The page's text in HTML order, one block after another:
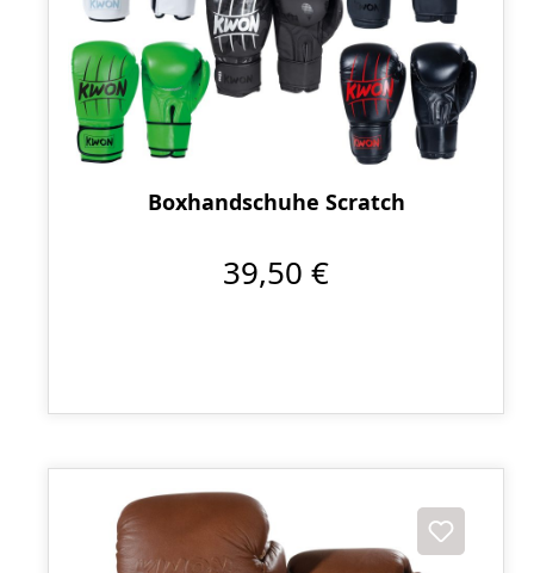
Boxhandschuhe Scratch
39,50 €